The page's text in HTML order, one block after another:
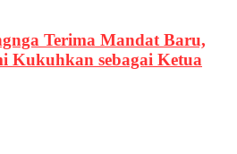
Terima Mandat Baru,
Kukuhkan sebagai Ketua